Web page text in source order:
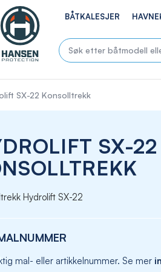
BÅTKALESJER
SX-22 Konsolltrekk
SX-22
Hydrolift SX-22
mal- eller artikkelnummer. Se mer